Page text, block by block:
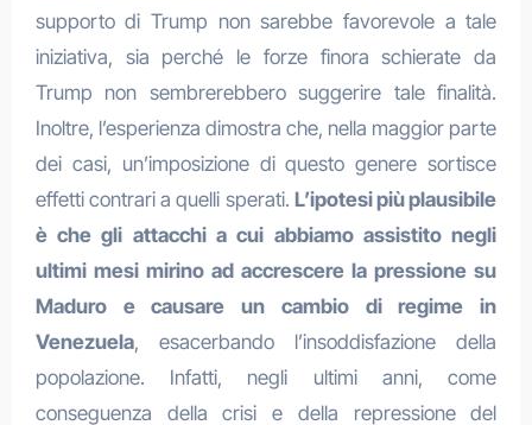
supporto di Trump non sarebbe favorevole a tale
iniziativa, sia perché le forze finora schierate da
Trump non sembrerebbero suggerire tale finalità.
Inoltre, l’esperienza dimostra che, nella maggior parte
dei casi, un’imposizione di questo genere sortisce
effetti contrari a quelli sperati. L’ipotesi più plausibile
è che gli attacchi a cui abbiamo assistito negli
ultimi mesi mirino ad accrescere la pressione su
Maduro e causare un cambio di regime in
Venezuela, esacerbando l’insoddisfazione della
popolazione. Infatti, negli ultimi anni, come
conseguenza della crisi e della repressione del